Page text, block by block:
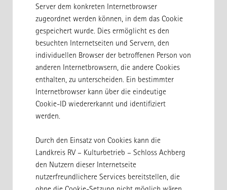
Server dem konkreten Internetbrowser
zugeordnet werden können, in dem das Cookie
gespeichert wurde. Dies ermöglicht es den
besuchten Internetseiten und Servern, den
individuellen Browser der betroffenen Person von
anderen Internetbrowsern, die andere Cookies
enthalten, zu unterscheiden. Ein bestimmter
Internetbrowser kann über die eindeutige
Cookie-ID wiedererkannt und identifiziert
werden.
Durch den Einsatz von Cookies kann die
Landkreis RV – Kulturbetrieb – Schloss Achberg
den Nutzern dieser Internetseite
nutzerfreundlichere Services bereitstellen, die